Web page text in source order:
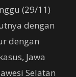
(29/11)
dengan
dengan
Jawa
Selatan